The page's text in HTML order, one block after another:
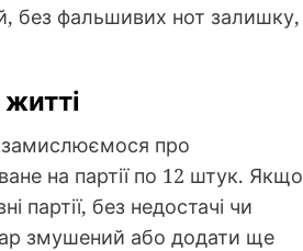
без фальшивих нот залишку,
замислюємося про
на партії по 12 штук. Якщо
партії, без недостачі чи
змушений або додати ще